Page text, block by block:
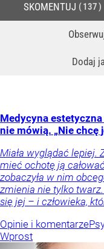
Dodaj
SKOMENTUJ 137
Medycyna
nie mówią. „Nie chcę
Miała wyglądać lepiej.
mieć ochotę ją
zobaczyła w nim
zmienia nie tylko
się jej – i człowieka,
Opinie i komentarze
Wprost